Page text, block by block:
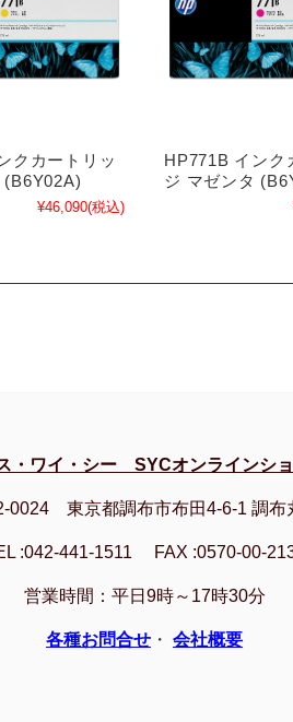
クカートリッ
(B6Y02A)
¥46,090(税込)
HP771B インク
ジ マゼンタ
・ワイ・シー SYCオンラインシ
0024 東京都調布市布田4-6-1 調布
:042-441-1511 FAX :0570-00-
営業時間：平日9時～17時30分
各種お問合せ ・ 会社概要